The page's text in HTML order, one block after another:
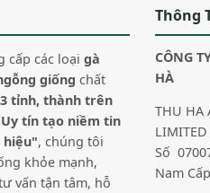
cấp các loại gà
giống chất
tỉnh, thành trên
tín tạo niềm tin
hiệu", chúng tôi
khỏe mạnh,
vấn tận tâm, hỗ
Thông
CÔNG
HÀ
THU HA
LIMITED
Số
Nam